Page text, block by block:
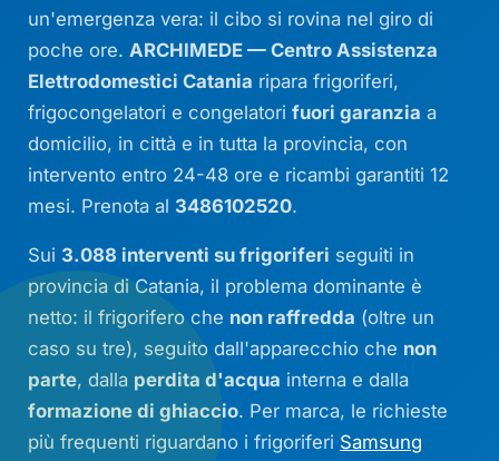
un'emergenza vera: il cibo si rovina nel giro di
poche ore. ARCHIMEDE — Centro Assistenza
Elettrodomestici Catania ripara frigoriferi,
frigocongelatori e congelatorifuori garanzia a
domicilio, in città e in tutta la provincia, con
intervento entro 24-48 ore e ricambi garantiti 12
mesi. Prenota al 3486102520.
Sui 3.088 interventi su frigoriferi seguiti in
provincia di Catania, il problema dominante è
netto: il frigorifero che non raffredda (oltre un
caso su tre), seguito dall'apparecchio che non
parte, dalla perdita d'acqua interna e dalla
formazione di ghiaccio. Per marca, le richieste
più frequenti riguardano i frigoriferi Samsung